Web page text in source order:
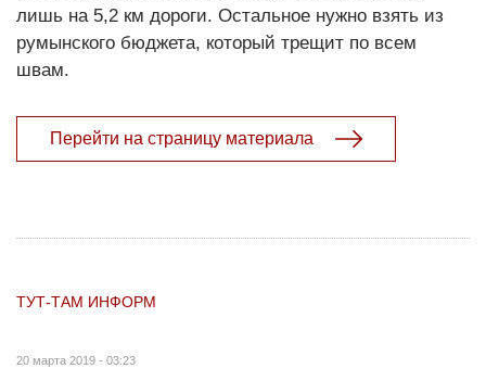
лишь на 5,2 км дороги. Остальное нужно взять из
румынского бюджета, который трещит по всем
швам.
Перейти на страницу материала
ТУТ-ТАМ ИНФОРМ
20 марта 2019 - 03:23